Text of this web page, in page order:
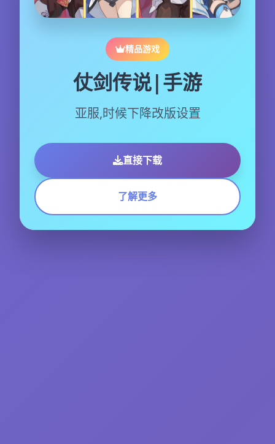
精品游戏
仗剑传说|手游
亚服,时候下降改版设置
直接下载
了解更多